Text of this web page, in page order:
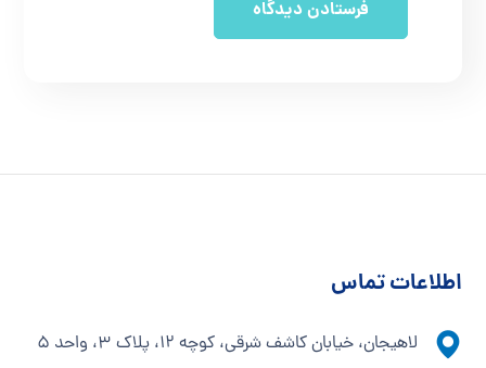
اطلاعات تماس
لاهیجان، خیابان کاشف شرقی، کوچه ۱۲، پلاک ۳، واحد ۵